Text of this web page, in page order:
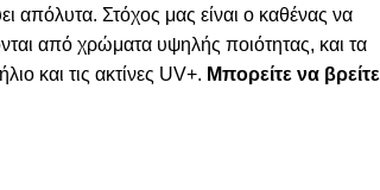
απόλυτα. Στόχος μας είναι ο καθένας να
από χρώματα υψηλής ποιότητας, και τα
και τις ακτίνες UV+. Μπορείτε να βρείτε